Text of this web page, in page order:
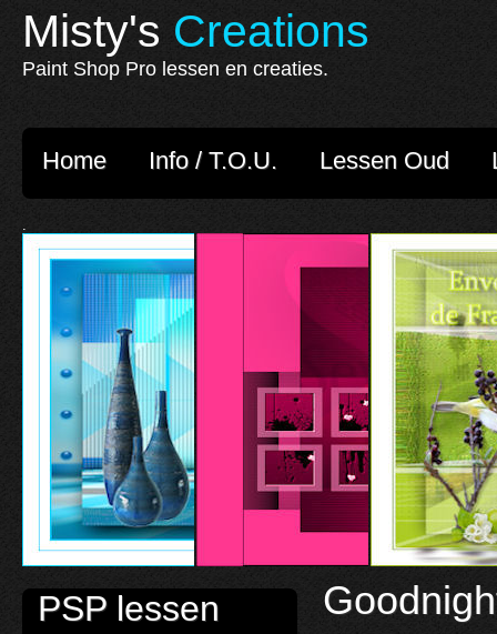
Misty's Creations
Paint Shop Pro lessen en creaties.
Home Info / T.O.U. Lessen Oud
.
PSP lessen